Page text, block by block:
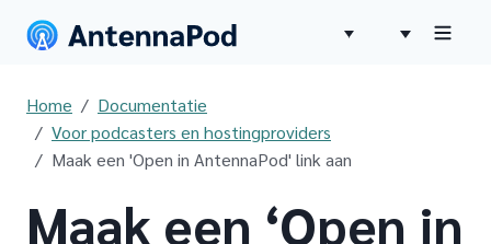
Home
Documentatie
Voor podcasters en hostingproviders
Maak een 'Open in AntennaPod' link aan
Maak een ‘Open in